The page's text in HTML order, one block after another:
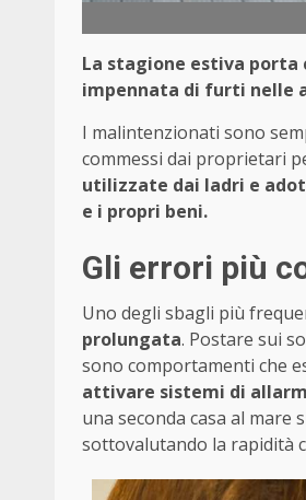
La stagione estiva porta
impennata di furti nelle
I malintenzionati sono
commessi dai proprietari
utilizzate dai ladri e
e i propri beni.
Gli errori più
Uno degli sbagli più
prolungata. Postare sui
sono comportamenti che
attivare sistemi di
una seconda casa al mare
sottovalutando la rapidità